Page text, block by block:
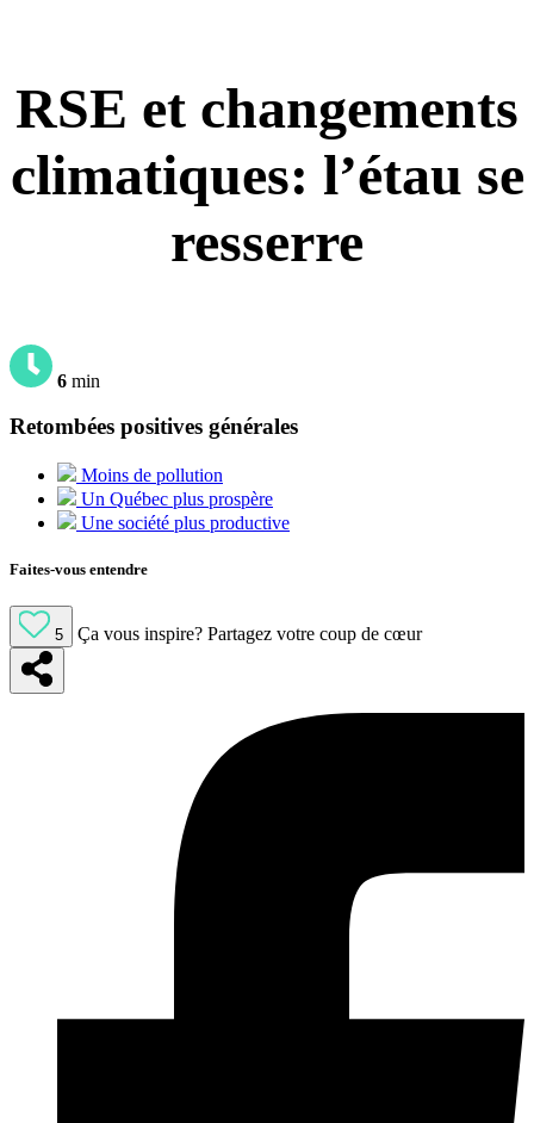
RSE et changements
climatiques: l’étau se
resserre
6 min
Retombées positives générales
Moins de pollution
Un Québec plus prospère
Une société plus productive
Faites-vous entendre
5 Ça vous inspire? Partagez votre coup de cœur